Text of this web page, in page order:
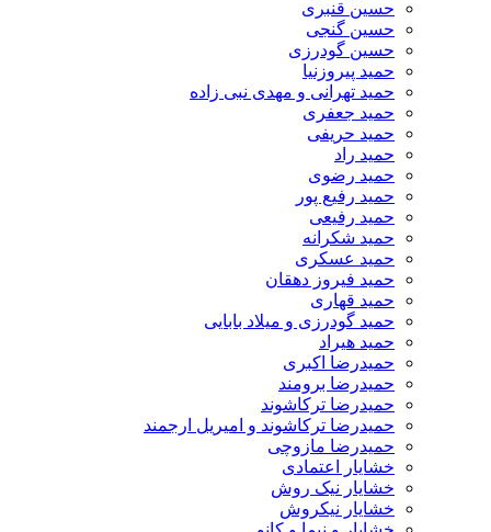
حسین قنبری
حسین گنجی
حسین گودرزی
حمید پیروزنیا
حمید تهرانی و مهدی نبی زاده
حمید جعفری
حمید حریفی
حمید راد
حمید رضوی
حمید رفیع پور
حمید رفیعی
حمید شکرانه
حمید عسکری
حمید فیروز دهقان
حمید قهاری
حمید گودرزی و میلاد بابایی
حمید هیراد
حمیدرضا اکبری
حمیدرضا برومند
حمیدرضا ترکاشوند
حمیدرضا ترکاشوند و امیریل ارجمند
حمیدرضا مازوچی
خشایار اعتمادی
خشایار نیک روش
خشایار نیکروش